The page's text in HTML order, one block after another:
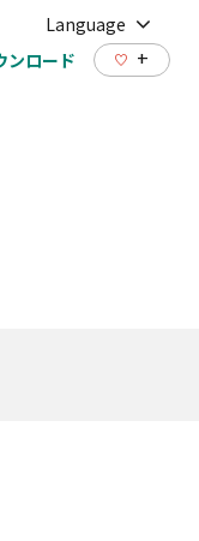
Language
ンロード +